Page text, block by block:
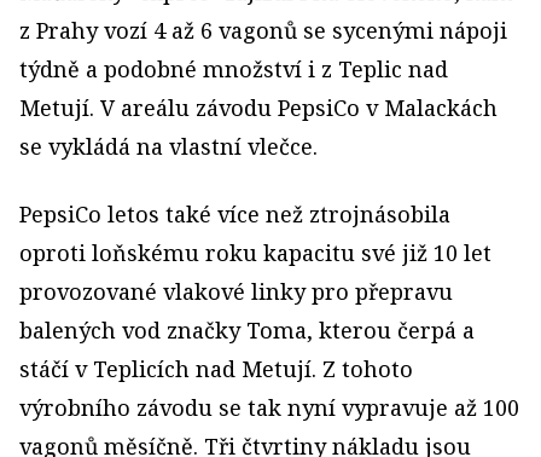
z Prahy vozí 4 až 6 vagonů se sycenými nápoji
týdně a podobné množství i z Teplic nad
Metují. V areálu závodu PepsiCo v Malackách
se vykládá na vlastní vlečce.
PepsiCo letos také více než ztrojnásobila
oproti loňskému roku kapacitu své již 10 let
provozované vlakové linky pro přepravu
balených vod značky Toma, kterou čerpá a
stáčí v Teplicích nad Metují. Z tohoto
výrobního závodu se tak nyní vypravuje až 100
vagonů měsíčně. Tři čtvrtiny nákladu jsou